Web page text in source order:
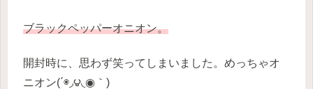
ブラックペッパーオニオン。
開封時に、思わず笑ってしまいました。めっちゃオ
ニオン(΄◉◞౪◟◉｀)